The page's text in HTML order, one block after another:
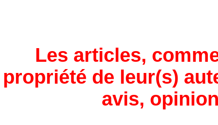
Les articles,
propriété de leur(s)
avis,